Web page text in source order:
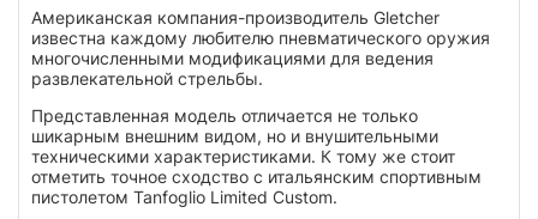
Американская компания-производитель Gletcher
известна каждому любителю пневматического оружия
многочисленными модификациями для ведения
развлекательной стрельбы.
Представленная модель отличается не только
шикарным внешним видом, но и внушительными
техническими характеристиками. К тому же стоит
отметить точное сходство с итальянским спортивным
пистолетом Tanfoglio Limited Custom.